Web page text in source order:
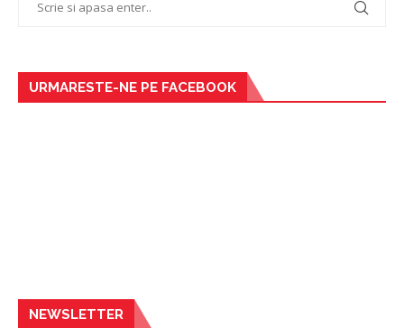
URMARESTE-NE PE FACEBOOK
NEWSLETTER